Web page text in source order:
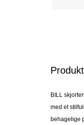
BILL
med et
behagelige